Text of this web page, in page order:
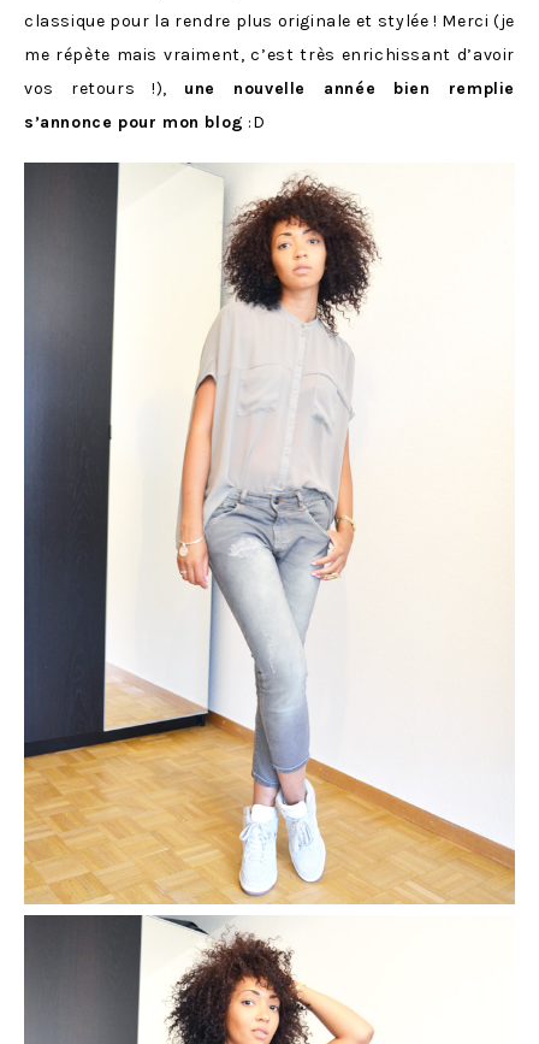
classique pour la rendre plus originale et stylée ! Merci (je
me répète mais vraiment, c’est très enrichissant d’avoir
vos retours !), une nouvelle année bien remplie
s’annonce pour mon blog :D